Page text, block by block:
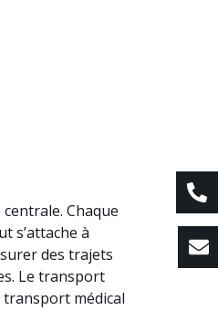
Chaque
s’attache à
des trajets
Le transport
transport médical